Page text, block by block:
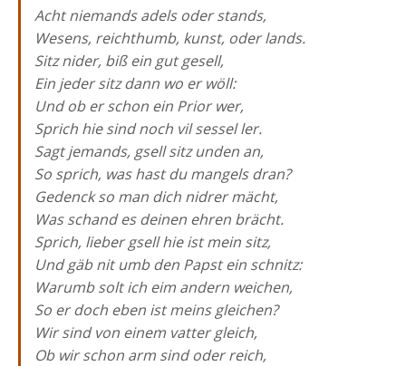
Acht niemands adels oder stands,
Wesens, reichthumb, kunst, oder lands.
Sitz nider, biß ein gut gesell,
Ein jeder sitz dann wo er wöll:
Und ob er schon ein Prior wer,
Sprich hie sind noch vil sessel ler.
Sagt jemands, gsell sitz unden an,
So sprich, was hast du mangels dran?
Gedenck so man dich nidrer mächt,
Was schand es deinen ehren brächt.
Sprich, lieber gsell hie ist mein sitz,
Und gäb nit umb den Papst ein schnitz:
Warumb solt ich eim andern weichen,
So er doch eben ist meins gleichen?
Wir sind von einem vatter gleich,
Ob wir schon arm sind oder reich,